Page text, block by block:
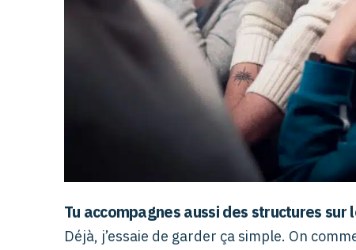
Tu accompagnes aussi des structures sur
Déjà, j’essaie de garder ça simple. On